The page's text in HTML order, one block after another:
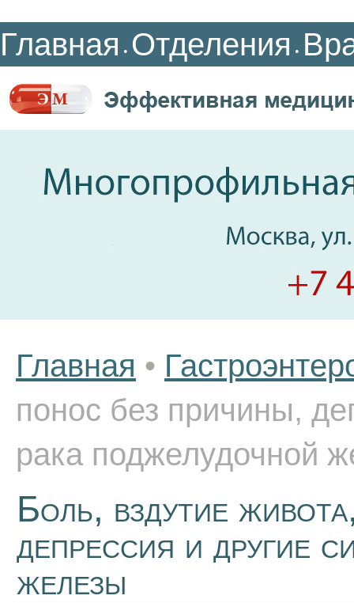
Главная • Отделения •
Главная •
понос без причины,
рака поджелудочной
Боль, вздутие
депрессия и другие
железы